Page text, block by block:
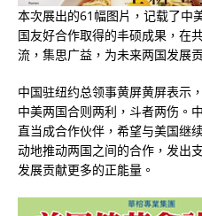
本次展出的61 幅图片，记载了中
国友好合作取得的丰硕成果，在
流，集思广益，为未来两国发展
中国驻纽约总领事黄屏黄屏表示
中美两国合则两利，斗者两伤。
直当成合作伙伴，希望与美国继
动地推动两国之间的合作，发出
发展贡献更多的正能量。